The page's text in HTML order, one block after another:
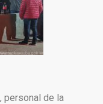
personal de la